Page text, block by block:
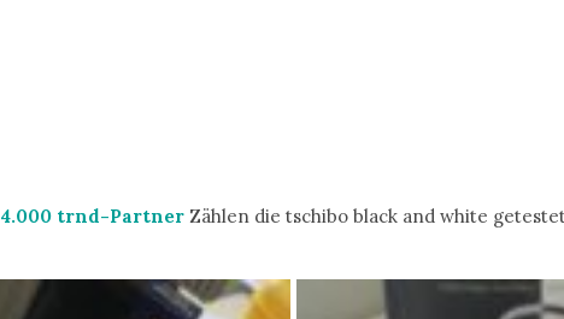
4.000 trnd-Partner Zählen die tschibo black and white